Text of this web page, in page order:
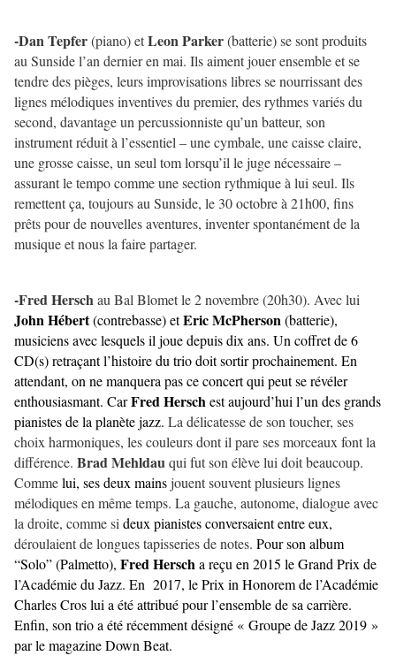
-Dan Tepfer(piano) etLeon Parker(batterie) se sont produits
au Sunside l’an dernier en mai. Ils aiment jouer ensemble et se
tendre des pièges, leurs improvisations libres se nourrissant des
lignes mélodiques inventives du premier, des rythmes variés du
second, davantage un percussionniste qu’un batteur, son
instrument réduit à l’essentiel – une cymbale, une caisse claire,
une grosse caisse, un seul tom lorsqu’il le juge nécessaire –
assurant le tempo comme une section rythmique à lui seul. Ils
remettent ça, toujours au Sunside, le 30 octobre à 21h00, fins
prêts pour de nouvelles aventures, inventer spontanément de la
musique et nous la faire partager.
-Fred Hersch au Bal Blomet le 2 novembre (20h30). Avec lui
John Hébert(contrebasse) etEric McPherson (batterie),
musiciens avec lesquels il joue depuis dix ans. Un coffret de 6
CD(s) retraçant l’histoire du trio doit sortir prochainement. En
attendant, on ne manquera pas ce concert qui peut se révéler
enthousiasmant. CarFred Hersch est aujourd’hui l’un des grands
pianistes de la planète jazz. La délicatesse de son toucher, ses
choix harmoniques, les couleurs dont il pare ses morceaux font la
différence. Brad Mehldau qui fut son élève lui doit beaucoup.
Commelui, ses deux mainsjouent souvent plusieurs lignes
mélodiques en même temps. La gauche, autonome, dialogue avec
la droite, comme si deux pianistes conversaient entre eux,
déroulaient de longues tapisseries de notes. Pour son album
“Solo” (Palmetto), Fred Hersch a reçu en 2015 le Grand Prix de
l’Académie du Jazz. En 2017, le Prix in Honorem de l’Académie
Charles Cros lui a été attribué pour l’ensemble de sa carrière.
Enfin, son trio a été récemment désigné « Groupe de Jazz 2019 »
par le magazine Down Beat.